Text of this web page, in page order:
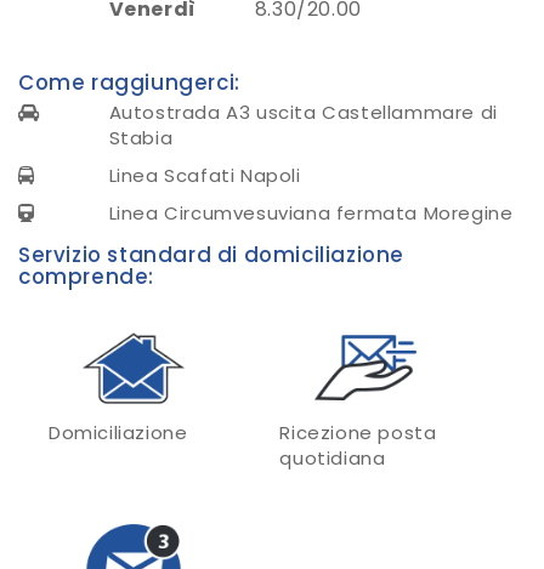
Venerdì
8.30/20.00
Come raggiungerci:
Autostrada A3 uscita Castellammare di
Stabia
Linea Scafati Napoli
Linea Circumvesuviana fermata Moregine
Servizio standard di domiciliazione
comprende:
Domiciliazione
Ricezione posta
quotidiana